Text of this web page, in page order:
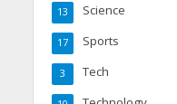
Science
13
Sports
17
Tech
3